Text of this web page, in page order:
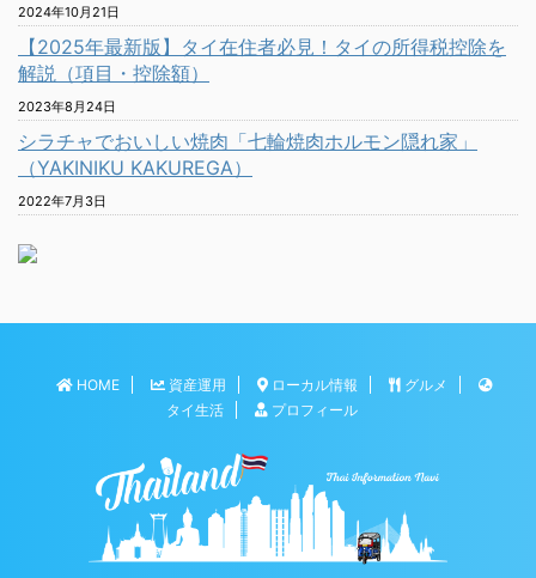
2024年10月21日
【2025年最新版】タイ在住者必見！タイの所得税控除を
解説（項目・控除額）
2023年8月24日
シラチャでおいしい焼肉「七輪焼肉ホルモン隠れ家」
（YAKINIKU KAKUREGA）
2022年7月3日
HOME 資産運用 ローカル情報
グルメ
タイ生活
プロフィール